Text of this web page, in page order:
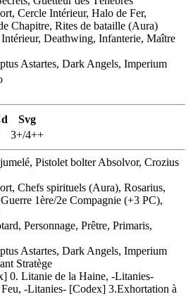
Cercle Intérieur, Halo de Fer,
Chapitre, Rites de bataille (Aura)
Deathwing, Infanterie, Maître
Astartes, Dark Angels, Imperium
Svg
3+/4++
Pistolet bolter Absolvor, Crozius
Chefs spirituels (Aura), Rosarius,
1ère/2e Compagnie (+3 PC),
Personnage, Prêtre, Primaris,
Astartes, Dark Angels, Imperium
Stratège
0. Litanie de la Haine, -Litanies-
-Litanies- [Codex] 3.Exhortation à